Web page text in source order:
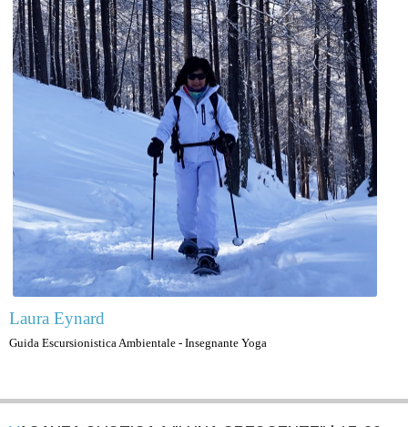
Laura Eynard
Guida Escursionistica Ambientale - Insegnante Yoga